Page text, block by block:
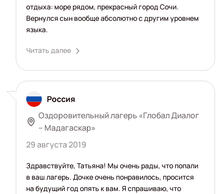
отдыха: море рядом, прекрасный город Сочи.
Вернулся сын вообще абсолютно с другим уровнем
языка.
Читать далее
Россия
Оздоровительный лагерь «Глобал Диалог
– Мадагаскар»
29 августа 2019
Здравствуйте, Татьяна! Мы очень рады, что попали
в ваш лагерь. Дочке очень понравилось, просится
на будущий год опять к вам. Я спрашиваю, что